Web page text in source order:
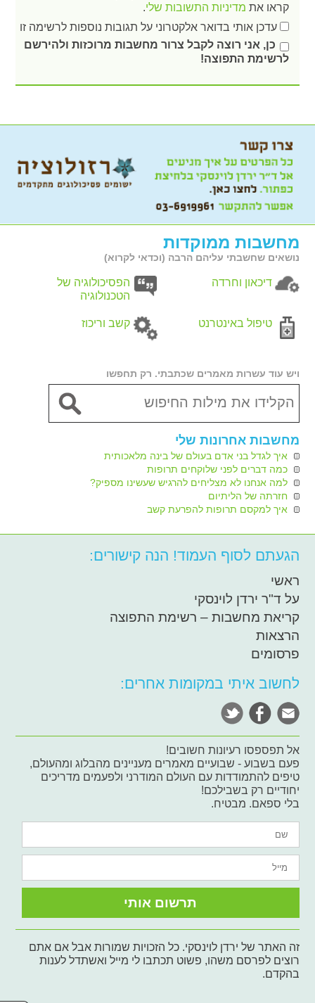
קראו את מדיניות התשובות שלי.
עדכן אותי בדואר אלקטרוני על תגובות נוספות לרשימה זו
כן, אני רוצה לקבל צרור מחשבות מרוכזות ולהירשם
לרשימת התפוצה!
מחשבות ממוקדות
נושאים שחשבתי עליהם הרבה (וכדאי לקרוא)
דיכאון וחרדה
הפסיכולוגיה של
הטכנולוגיה
טיפול באינטרנט קשב וריכוז
ויש עוד עשרות מאמרים שכתבתי. רק תחפשו
מחשבות אחרונות שלי
איך לגדל בני אדם בעולם של בינה מלאכותית
כמה דברים לפני שלוקחים תרופות
למה אנחנו לא מצליחים להרגיש שעשינו מספיק?
חזרתה של הליתיום
איך למקסם תרופות להפרעת קשב
הגעתם לסוף העמוד! הנה קישורים:
ראשי
על ד"ר ירדן לוינסקי
קריאת מחשבות – רשימת התפוצה
הרצאות
פרסומים
לחשוב איתי במקומות אחרים:
אל תפספסו רעיונות חשובים!
פעם בשבוע - שבועיים מאמרים מעניינים מהבלוג ומהעולם,
טיפים להתמודדות עם העולם המודרני ולפעמים מדריכים
יחודיים רק בשבילכם!
בלי ספאם. מבטיח.
זה האתר של ירדן לוינסקי. כל הזכויות שמורות אבל אם אתם
רוצים לפרסם משהו, פשוט תכתבו לי מייל ואשתדל לענות
בהקדם.